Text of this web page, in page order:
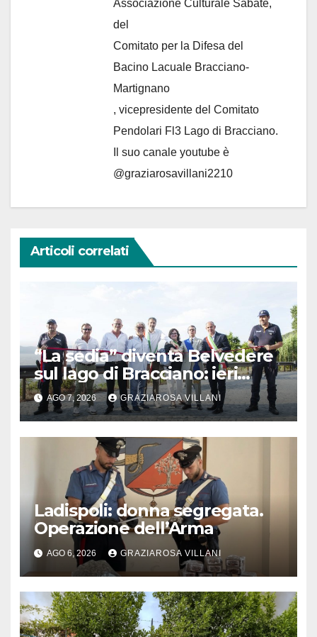
Associazione Culturale Sabate,
del
Comitato per la Difesa del
Bacino Lacuale Bracciano-
Martignano
, vicepresidente del Comitato
Pendolari Fl3 Lago di Bracciano.
Il suo canale youtube è
@graziarosavillani2210
Articoli correlati
“La sedia” diventa Belvedere
sul lago di Bracciano: ieri
l’inaugurazione
AGO 7, 2026 GRAZIAROSA VILLANI
Ladispoli: donna segregata.
Operazione dell’Arma
AGO 6, 2026 GRAZIAROSA VILLANI